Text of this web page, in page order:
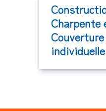
Charpente
Couverture